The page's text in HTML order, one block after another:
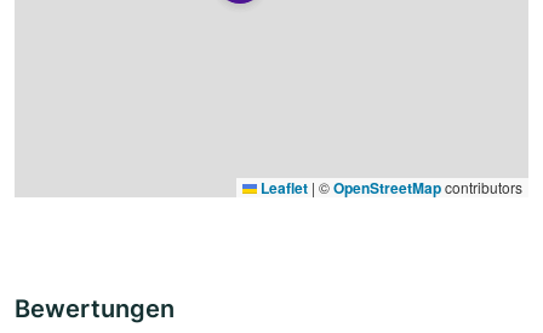
Leaflet | ©OpenStreetMapcontributors
Bewertungen